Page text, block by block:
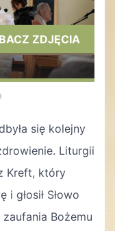
ZDJĘCIA
się kolejny
Liturgii
Kreft, który
głosił Słowo
Bożemu